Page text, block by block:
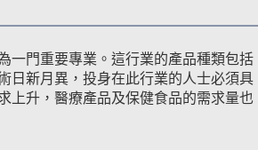
一門重要專業。這行業的產品種類包括
日新月異，投身在此行業的人士必須具
上升，醫療產品及保健食品的需求量也